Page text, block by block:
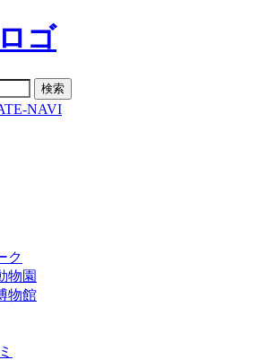
NAVI
ク
物園
物館